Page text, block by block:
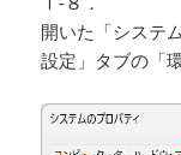
開いた「システ
設定」タブの「